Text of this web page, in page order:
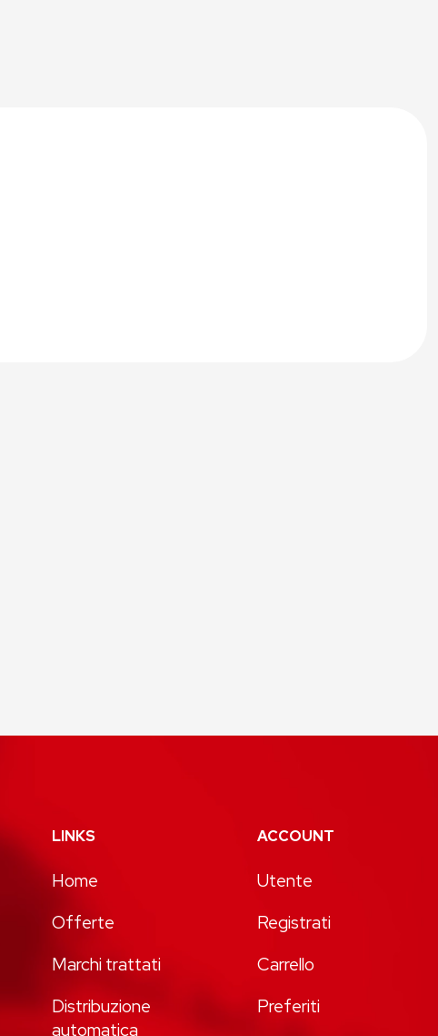
LINKS
Home
Offerte
Marchi trattati
Distribuzione
automatica
ACCOUNT
Utente
Registrati
Carrello
Preferiti